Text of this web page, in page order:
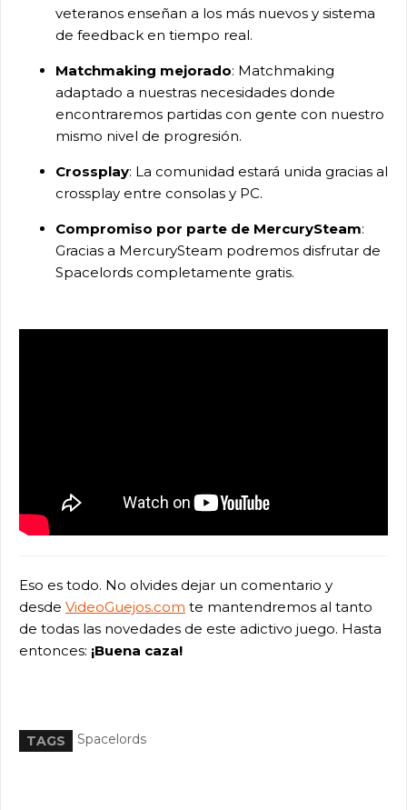
veteranos enseñan a los más nuevos y sistema
de feedback en tiempo real.
Matchmaking mejorado: Matchmaking
adaptado a nuestras necesidades donde
encontraremos partidas con gente con nuestro
mismo nivel de progresión.
Crossplay: La comunidad estará unida gracias al
crossplay entre consolas y PC.
Compromiso por parte de MercurySteam:
Gracias a MercurySteam podremos disfrutar de
Spacelords completamente gratis.
Eso es todo. No olvides dejar un comentario y
desde VideoGuejos.com te mantendremos al tanto
de todas las novedades de este adictivo juego. Hasta
entonces: ¡Buena caza!
TAGS Spacelords